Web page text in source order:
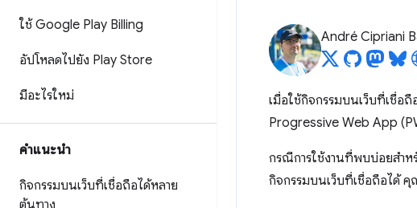
ใช้ Google Play Billing
อัปโหลดไปยัง Play Store
มีอะไรใหม่
คำแนะนำ
กิจกรรมบนเว็บที่เชื่อถือได้หลาย
ต้นทาง
André Cipriani
เมื่อใช้กิจกรรมบนเว็บที่เชื่
Progressive Web App
กรณีการใช้งานที่พบบ่อยสําห
กิจกรรมบนเว็บที่เชื่อถือได้ คุ